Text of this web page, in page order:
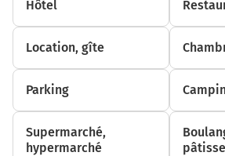
Hôtel
Location, gîte
Parking
Supermarché,
hypermarché